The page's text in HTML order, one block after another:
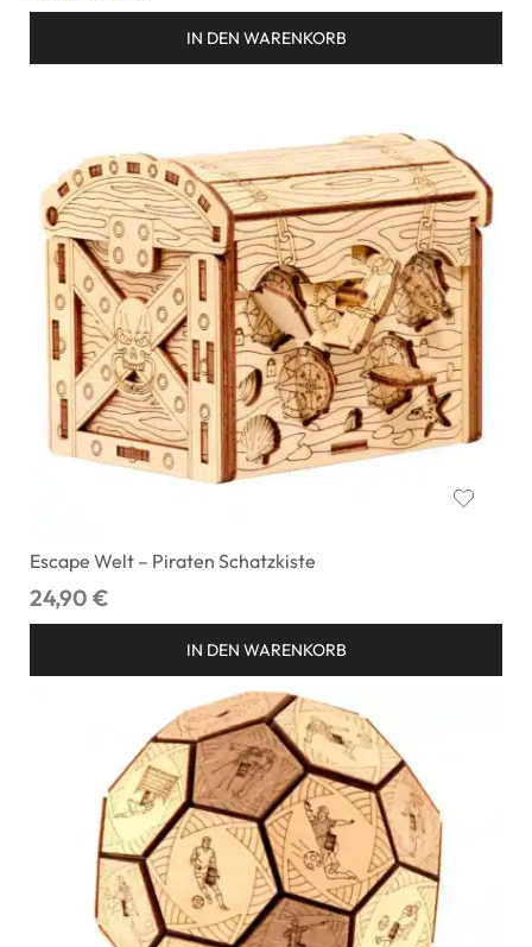
Bewertet mit
IN DEN WARENKORB
Escape Welt – Piraten Schatzkiste
24,90 €
IN DEN WARENKORB